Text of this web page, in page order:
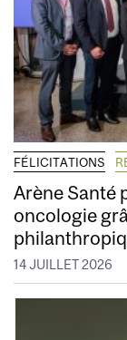
FÉLICITATIONS
Arène Santé
oncologie
14 JUILLET 2026